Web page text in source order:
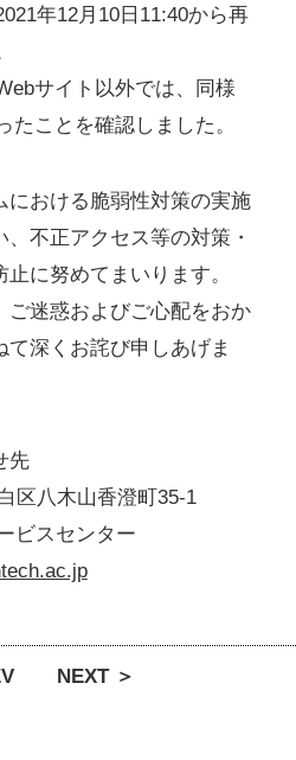
年12月10日11:40から再
サイト以外では、同様
たことを確認しました。
における脆弱性対策の実施
不正アクセス等の対策・
に努めてまいります。
ご迷惑およびご心配をおか
深くお詫び申しあげま
先
区八木山香澄町35-1
ビスセンター
NEXT ＞